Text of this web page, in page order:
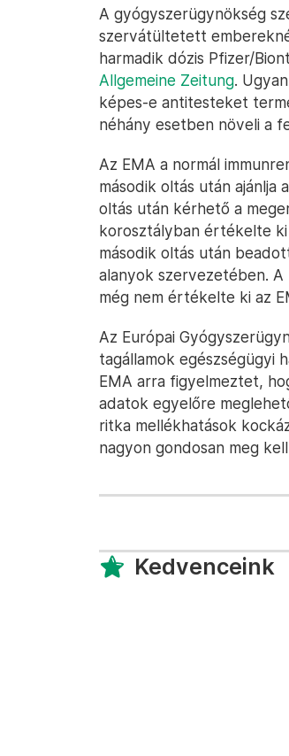
A gyógyszerügynökség
szervátültetett
harmadik dózis Pfizer/
Allgemeine Zeitung.
képes-e antitesteket
néhány esetben növeli a
Az EMA a normál
második oltás után ajánlja
oltás után kérhető a
korosztályban értékelte
második oltás után
alanyok szervezetében.
még nem értékelte ki az
Az Európai
tagállamok egészségügyi
EMA arra figyelmeztet,
adatok egyelőre
ritka mellékhatások
nagyon gondosan meg
Kedvenceink